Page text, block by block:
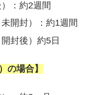
：約2週間
開封）：約1週間
封後）約5日
の場合】